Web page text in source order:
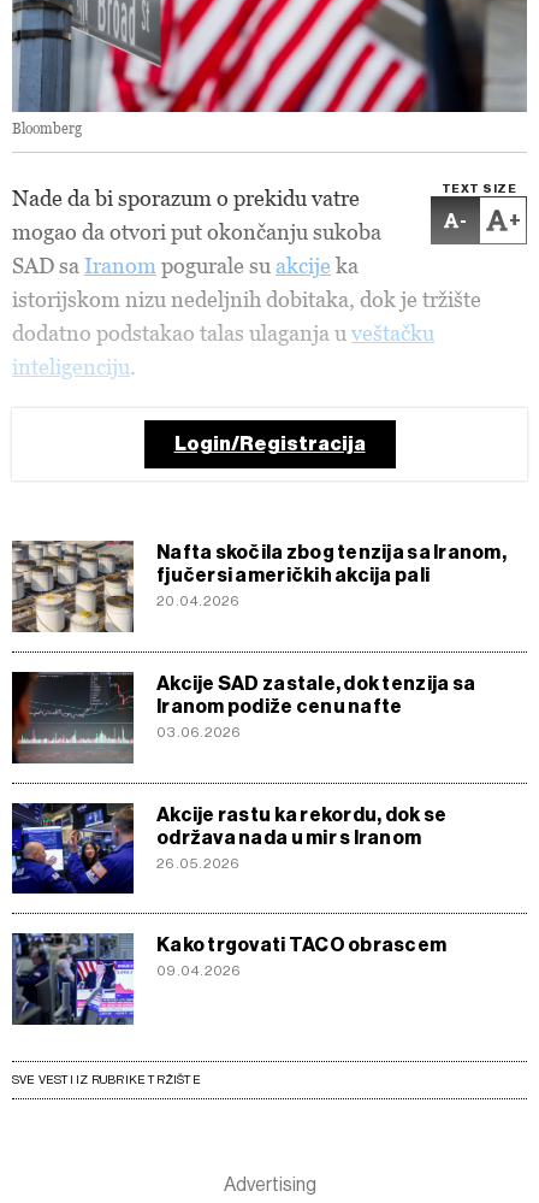
Bloomberg
TEXT SIZE
- +
Nade da bi sporazum o prekidu vatre
mogao da otvori put okončanju sukoba
SAD sa Iranom pogurale su akcije ka
istorijskom nizu nedeljnih dobitaka, dok je tržište
dodatno podstakao talas ulaganja u veštačku
inteligenciju.
Login/Registracija
Nafta skočila zbog tenzija sa Iranom,
fjučersi američkih akcija pali
20.04.2026
Akcije SAD zastale, dok tenzija sa
Iranom podiže cenu nafte
03.06.2026
Akcije rastu ka rekordu, dok se
održava nada u mir s Iranom
26.05.2026
Kako trgovati TACO obrascem
09.04.2026
SVE VESTI IZ RUBRIKE TRŽIŠTE